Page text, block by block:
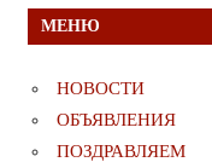
МЕНЮ
НОВОСТИ
ОБЪЯВЛЕНИЯ
ПОЗДРАВЛЯЕМ